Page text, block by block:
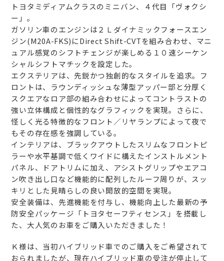
トヨタミディアムクラスのミニバン、４代目「ヴォクシ
ー」。
ガソリン車のエンジンは２Ｌダイナミックフォースエン
ジン(M20A-FKS)にDirect Shift-CVTを組み合わせ、マニ
ュアル感覚のシフトチェンジが楽しめる１０速シーケン
シャルシフトマチックを設定した。
エクステリアは、先鋭かつ独創的なスタイルを追求。フ
ロントは、ラウンディッシュな薄型アッパー部と分厚く
スクエアなロア部の組み合わせによってコントラストの
強い立体構成と個性的なグラフィックを実現。さらに、
怪しく光る特徴的なフロント／リヤランプによって夜で
もその存在感を強調している。
インテリアは、ブラックアウトしたスリムなフロントピ
ラーや水平基調で低くワイドに構えたインストルメント
パネル、ドアトリムに加え、アシストグリップやエアコ
ン吹き出し口など機能的に配列したルーフ周りが、スッ
キリとした見晴らしの良い開放的空間を実現。
安全装備は、先進機能を付与し、機能向上した最新の予
防安全パッケージ「トヨタセーフティセンス」を搭載し
た、大人気のお車をご購入いただきました！
Ｋ様は、当初ハイブリッド車でのご購入をご希望されて
おられましたが、現在ハイブリッド車の受注が停止して